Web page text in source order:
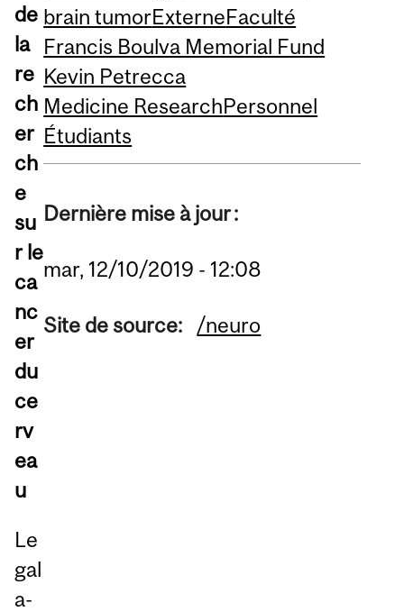
de
la
re
ch
er
ch
e
su
r le
ca
nc
er
du
ce
rv
ea
u
Le
gal
a-
brain tumorExterneFaculté
Francis Boulva Memorial Fund
Kevin Petrecca
Medicine ResearchPersonnel
Étudiants
Dernière mise à jour :
mar, 12/10/2019 - 12:08
Site de source: /neuro